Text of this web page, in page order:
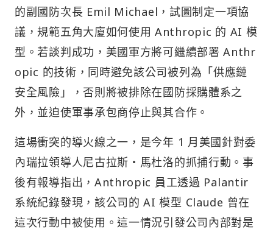
的副國防次長 Emil Michael，試圖制定一項協
議，規範五角大廈如何使用 Anthropic 的 AI 模
型。若談判成功，美國軍方將可繼續部署 Anthr
opic 的技術，同時避免該公司被列為「供應鏈
安全風險」，否則將被排除在國防採購體系之
外，並迫使軍事承包商停止與其合作。
這場衝突的導火線之一，是今年 1 月美國針對委
內瑞拉領導人尼古拉斯・馬杜洛的抓捕行動。事
後有報導指出，Anthropic 員工透過 Palantir
系統紀錄發現，該公司的 AI 模型 Claude 曾在
這次行動中被使用。這一情況引發公司內部對是